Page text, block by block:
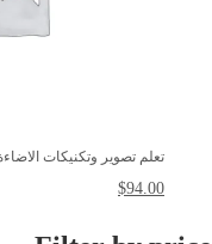
تعلم تصوير وتكنيكات
$94.00